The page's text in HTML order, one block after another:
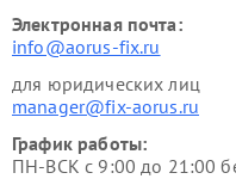
Электронная почта:
info@aorus-fix.ru
для юридических лиц
manager@fix-aorus.ru
График работы:
ПН-ВСК с 9:00 до 21:00